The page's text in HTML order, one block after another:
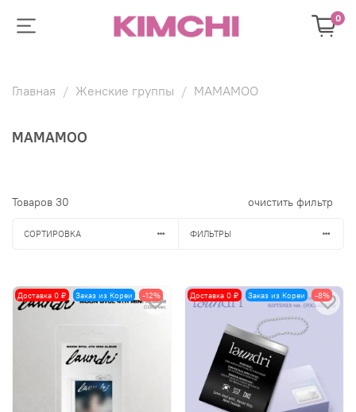
0
Главная Женские группы MAMAMOO
MAMAMOO
Товаров 30 очистить фильтр
СОРТИРОВКА ФИЛЬТРЫ
Доставка 0 ₽ Заказ из Кореи -12% Доставка 0 ₽ Заказ из Кореи -8%